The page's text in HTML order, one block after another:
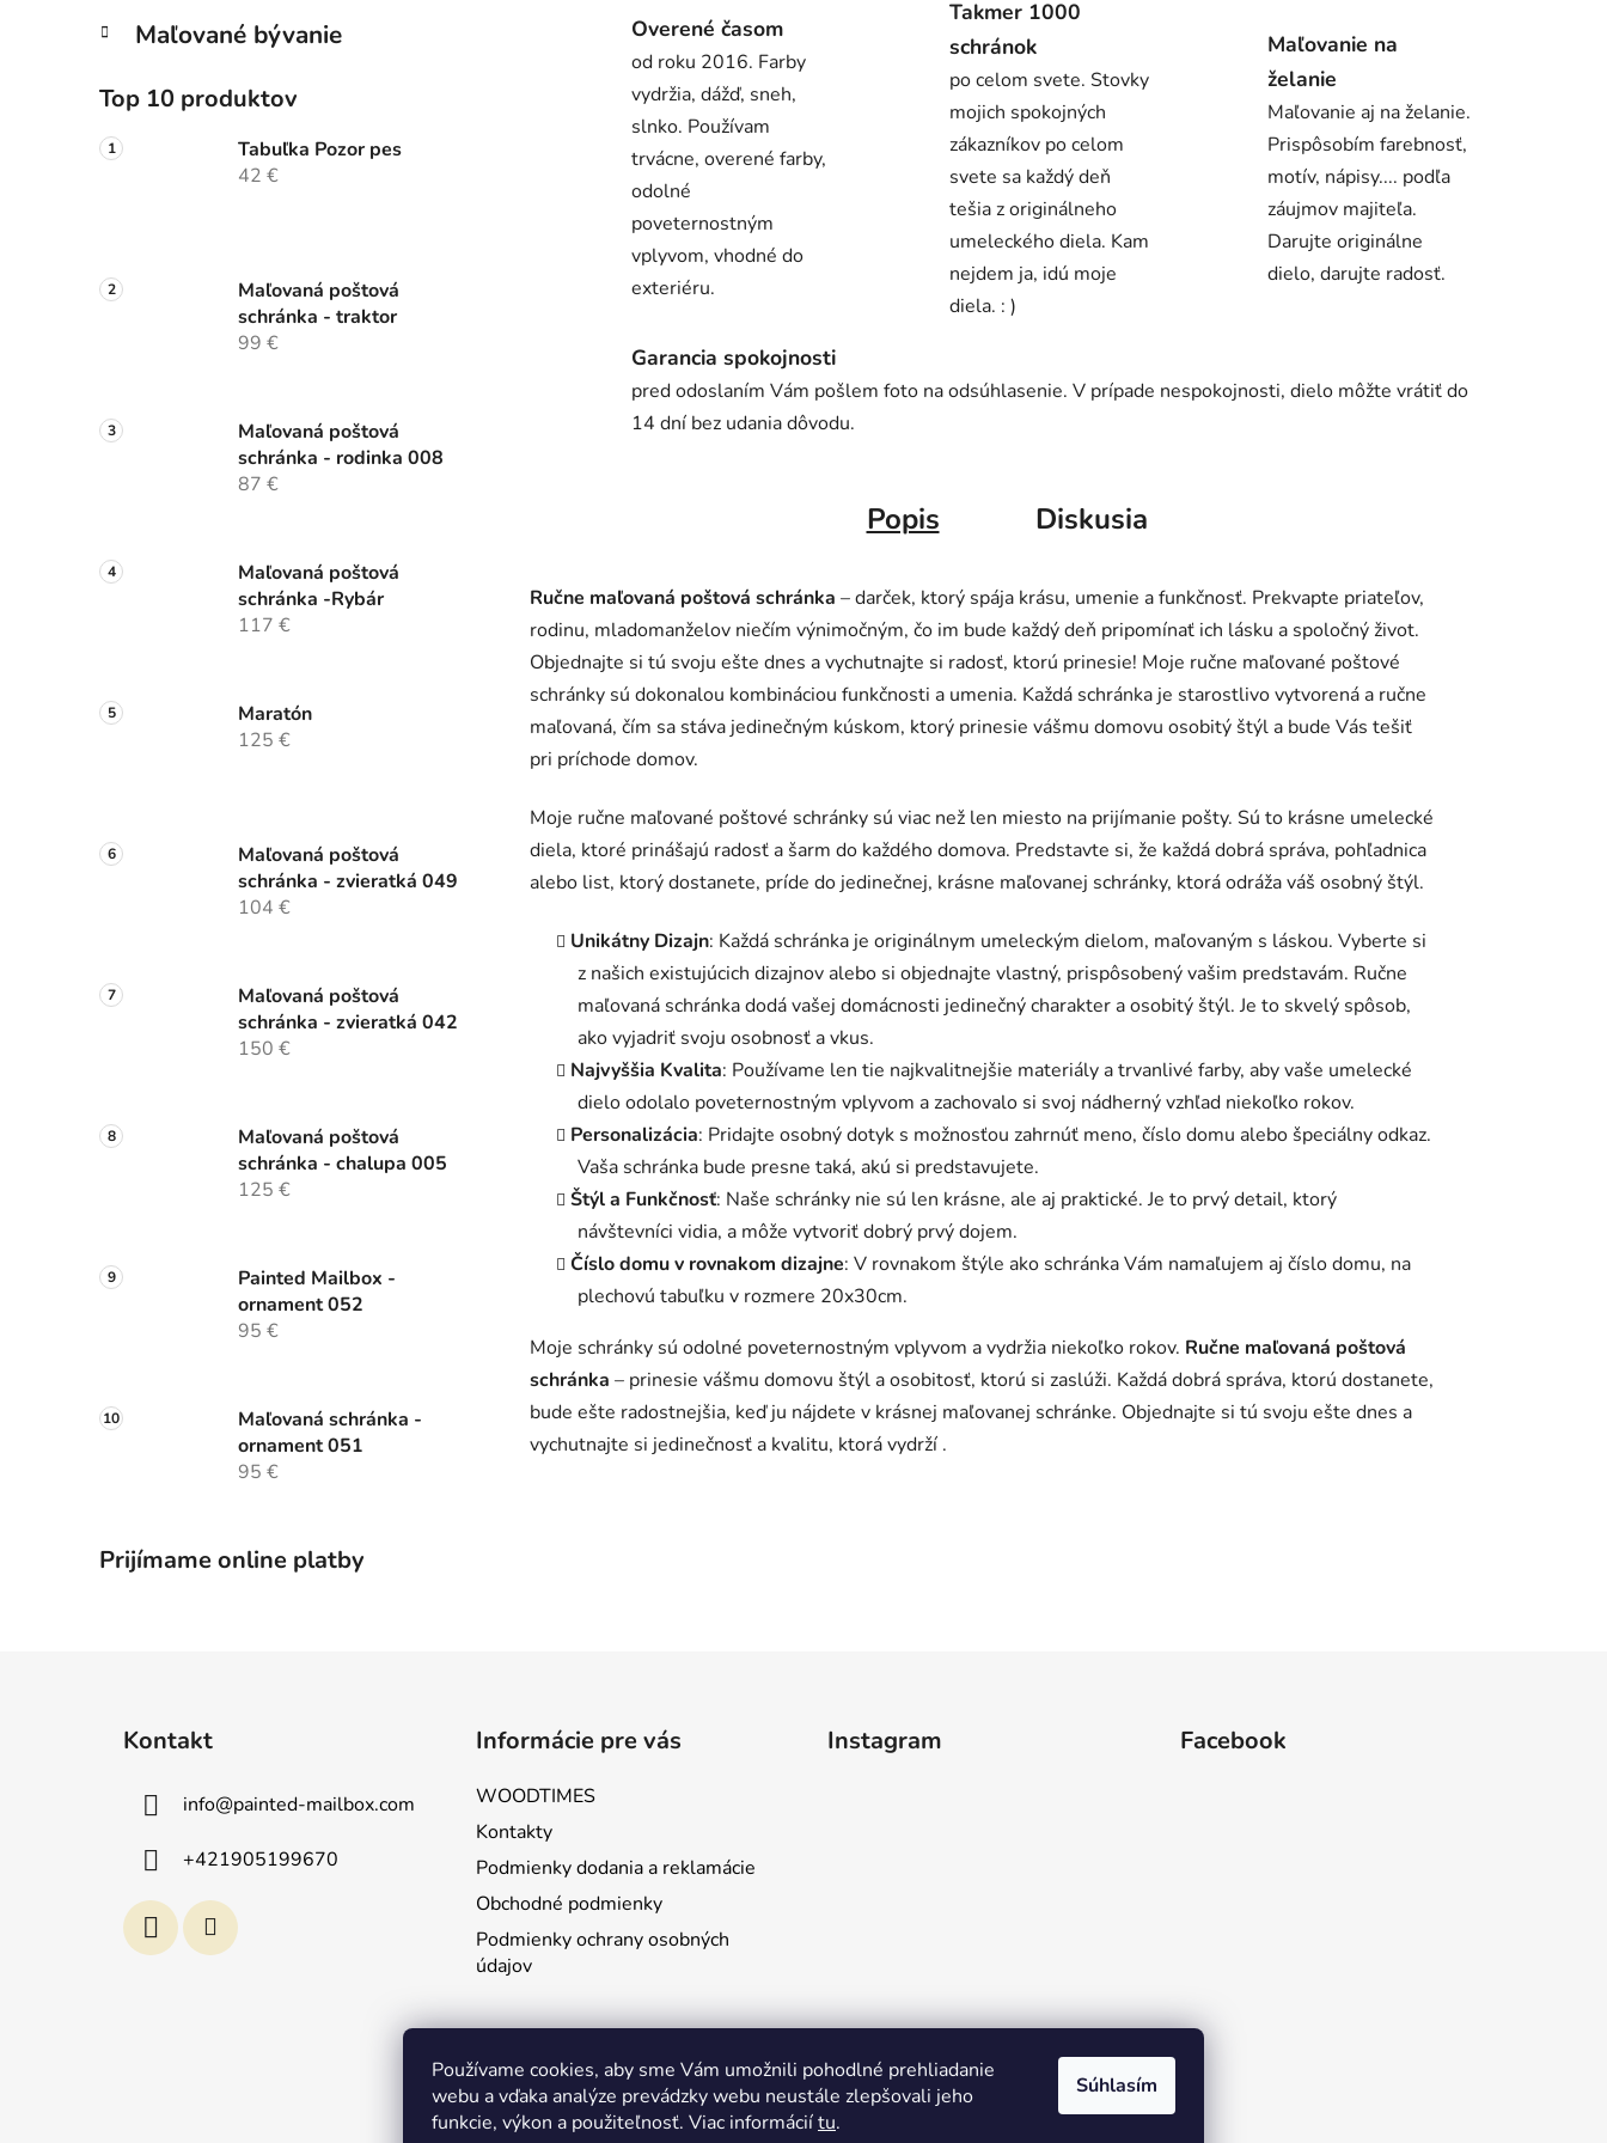
Používame cookies, aby sme Vám umožnili pohodlné prehliadanie
webu a vďaka analýze prevádzky webu neustále zlepšovali jeho
funkcie, výkon a použiteľnosť. Viac informáciítu.
Súhlasím
Maľované bývanie
Top 10 produktov
Tabuľka Pozor pes
42 €
Maľovaná poštová
schránka - traktor
99 €
Maľovaná poštová
schránka - rodinka 008
87 €
Maľovaná poštová
schránka -Rybár
117 €
Maratón
125 €
Maľovaná poštová
schránka - zvieratká 049
104 €
Maľovaná poštová
schránka - zvieratká 042
150 €
Maľovaná poštová
schránka - chalupa 005
125 €
Painted Mailbox -
ornament 052
95 €
Maľovaná schránka -
ornament 051
95 €
Prijímame online platby
Overené časom
od roku 2016. Farby
vydržia, dážď, sneh,
slnko. Používam
trvácne, overené farby,
odolné
poveternostným
vplyvom, vhodné do
exteriéru.
Takmer 1000
schránok
po celom svete. Stovky
mojich spokojných
zákazníkov po celom
svete sa každý deň
tešia z originálneho
umeleckého diela. Kam
nejdem ja, idú moje
diela. : )
Maľovanie na
želanie
Maľovanie aj na želanie.
Prispôsobím farebnosť,
motív, nápisy.... podľa
záujmov majiteľa.
Darujte originálne
dielo, darujte radosť.
Garancia spokojnosti
pred odoslaním Vám pošlem foto na odsúhlasenie. V prípade nespokojnosti, dielo môžte vrátiť do
14 dní bez udania dôvodu.
Popis Diskusia
Ručne maľovaná poštová schránka – darček, ktorý spája krásu, umenie a funkčnosť. Prekvapte priateľov,
rodinu, mladomanželov niečím výnimočným, čo im bude každý deň pripomínať ich lásku a spoločný život.
Objednajte si tú svoju ešte dnes a vychutnajte si radosť, ktorú prinesie! Moje ručne maľované poštové
schránky sú dokonalou kombináciou funkčnosti a umenia. Každá schránka je starostlivo vytvorená a ručne
maľovaná, čím sa stáva jedinečným kúskom, ktorý prinesie vášmu domovu osobitý štýl a bude Vás tešiť
pri príchode domov.
Moje ručne maľované poštové schránky sú viac než len miesto na prijímanie pošty. Sú to krásne umelecké
diela, ktoré prinášajú radosť a šarm do každého domova. Predstavte si, že každá dobrá správa, pohľadnica
alebo list, ktorý dostanete, príde do jedinečnej, krásne maľovanej schránky, ktorá odráža váš osobný štýl.
Unikátny Dizajn: Každá schránka je originálnym umeleckým dielom, maľovaným s láskou. Vyberte si
z našich existujúcich dizajnov alebo si objednajte vlastný, prispôsobený vašim predstavám. Ručne
maľovaná schránka dodá vašej domácnosti jedinečný charakter a osobitý štýl. Je to skvelý spôsob,
ako vyjadriť svoju osobnosť a vkus.
Najvyššia Kvalita: Používame len tie najkvalitnejšie materiály a trvanlivé farby, aby vaše umelecké
dielo odolalo poveternostným vplyvom a zachovalo si svoj nádherný vzhľad niekoľko rokov.
Personalizácia: Pridajte osobný dotyk s možnosťou zahrnúť meno, číslo domu alebo špeciálny odkaz.
Vaša schránka bude presne taká, akú si predstavujete.
Štýl a Funkčnosť: Naše schránky nie sú len krásne, ale aj praktické. Je to prvý detail, ktorý
návštevníci vidia, a môže vytvoriť dobrý prvý dojem.
Číslo domu v rovnakom dizajne: V rovnakom štýle ako schránka Vám namaľujem aj číslo domu, na
plechovú tabuľku v rozmere 20x30cm.
Moje schránky sú odolné poveternostným vplyvom a vydržia niekoľko rokov. Ručne maľovaná poštová
schránka – prinesie vášmu domovu štýl a osobitosť, ktorú si zaslúži. Každá dobrá správa, ktorú dostanete,
bude ešte radostnejšia, keď ju nájdete v krásnej maľovanej schránke. Objednajte si tú svoju ešte dnes a
vychutnajte si jedinečnosť a kvalitu, ktorá vydrží .
Kontakt
info@painted-mailbox.com
+421905199670
Informácie pre vás
WOODTIMES
Kontakty
Podmienky dodania a reklamácie
Obchodné podmienky
Podmienky ochrany osobných
údajov
Instagram
Sledovať na Instagrame
Facebook